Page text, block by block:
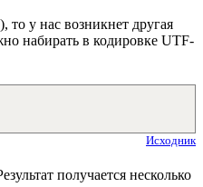
то у нас возникнет другая
набирать в кодировке UTF-
Исходник
получается несколько